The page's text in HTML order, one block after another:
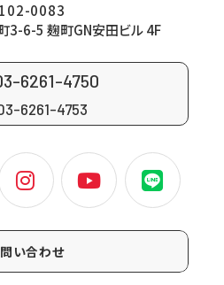
0083
3-6-5 麹町GN安田ビル 4F
6261-4750
6261-4753
い合わせ